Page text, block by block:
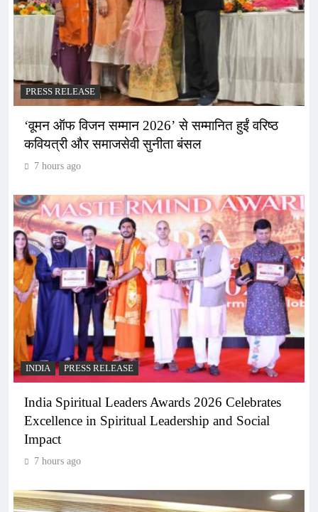
PRESS RELEASE
‘वूमन ऑफ विजन सम्मान 2026’ से सम्मानित हुईं वरिष्ठ
कवियत्री और समाजसेवी सुनीता बंसल
7 hours ago
INDIA PRESS RELEASE
India Spiritual Leaders Awards 2026 Celebrates
Excellence in Spiritual Leadership and Social
Impact
7 hours ago